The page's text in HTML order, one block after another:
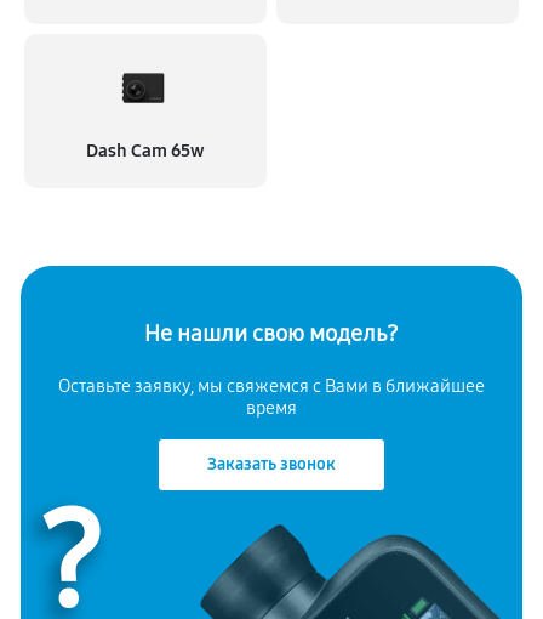
Dash Cam 65w
Не нашли свою модель?
Оставьте заявку, мы свяжемся с Вами в ближайшее
время
Заказать звонок
?